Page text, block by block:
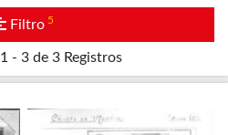
1 - 3 de 3 Registros
Filtro 5